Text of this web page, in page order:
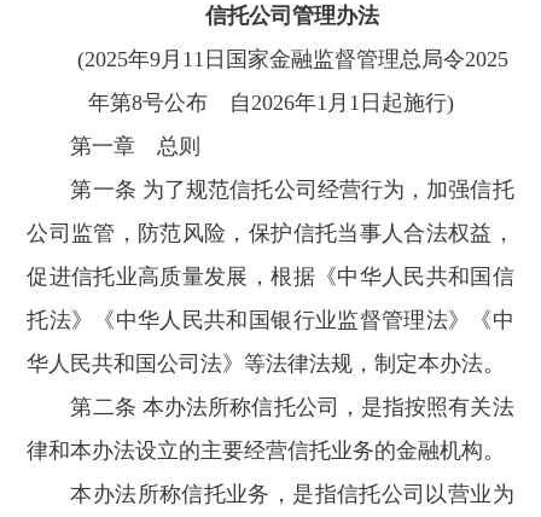
信托公司管理办法
(2025年9月11日国家金融监督管理总局令2025
年第8号公布 自2026年1月1日起施行)
第一章 总则
第一条 为了规范信托公司经营行为，加强信托
公司监管，防范风险，保护信托当事人合法权益，
促进信托业高质量发展，根据《中华人民共和国信
托法》《中华人民共和国银行业监督管理法》《中
华人民共和国公司法》等法律法规，制定本办法。
第二条 本办法所称信托公司，是指按照有关法
律和本办法设立的主要经营信托业务的金融机构。
本办法所称信托业务，是指信托公司以营业为